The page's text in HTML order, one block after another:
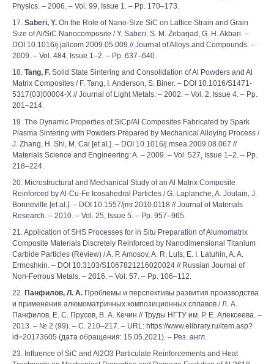
Physics. – 2006. – Vol. 99, Issue 1. – Pp. 170–173.
17. Saberi, Y. On the Role of Nano-Size SiC on Lattice Strain and Grain
Size of Al/SiC Nanocomposite / Y. Saberi, S. M. Zebarjad, G. H. Akbari. –
DOI 10.1016/j.jallcom.2009.05.009 // Journal of Alloys and Compounds. –
2009. – Vol. 484, Issue 1–2. – Pp. 637–640.
18. Tang, F. Solid State Sintering and Consolidation of Al Powders and Al
Matrix Composites / F. Tang, I. Anderson, S. Biner. – DOI 10.1016/S1471-
5317(03)00004-X // Journal of Light Metals. – 2002. – Vol. 2, Issue 4. – Pp.
201–214.
19. The Dynamic Properties of SiCp/Al Composites Fabricated by Spark
Plasma Sintering with Powders Prepared by Mechanical Alloying Process /
J. Zhang, H. Shi, M. Cai [et al.]. – DOI 10.1016/j.msea.2009.08.067 //
Materials Science and Engineering: A. – 2009. – Vol. 527, Issue 1–2. – Pp.
218–224.
20. Microstructural and Mechanical Study of an Al Matrix Composite
Reinforced by Al-Cu-Fe Icosahedral Particles / G. Laplanche, A. Joulain, J.
Bonneville [et al.]. – DOI 10.1557/jmr.2010.0118 // Journal of Materials
Research. – 2010. – Vol. 25, Issue 5. – Pp. 957–965.
21. Application of SHS Processes for in Situ Preparation of Alumomatrix
Composite Materials Discretely Reinforced by Nanodimensional Titanium
Carbide Particles (Review) / A. P. Amosov, A. R. Luts, E. I. Latuhin, A. A.
Ermoshkin. – DOI 10.3103/S1067821216020024 // Russian Journal of
Non-Ferrous Metals. – 2016. – Vol. 57. – Pp. 106–112.
22. Панфилов, Л. А. Проблемы и перспективы развития производства
и применения алюмоматричных композиционных сплавов / Л. А.
Панфилов, Е. С. Прусов, В. А. Кечин // Труды НГТУ им. Р. Е. Алексеева. –
2013. – № 2 (99). – С. 210–217. – URL: https://www.elibrary.ru/item.asp?
id=20173605 (дата обращения: 15.05.2021). – Рез. англ.
23. Influence of SiC and Al2O3 Particulate Reinforcements and Heat